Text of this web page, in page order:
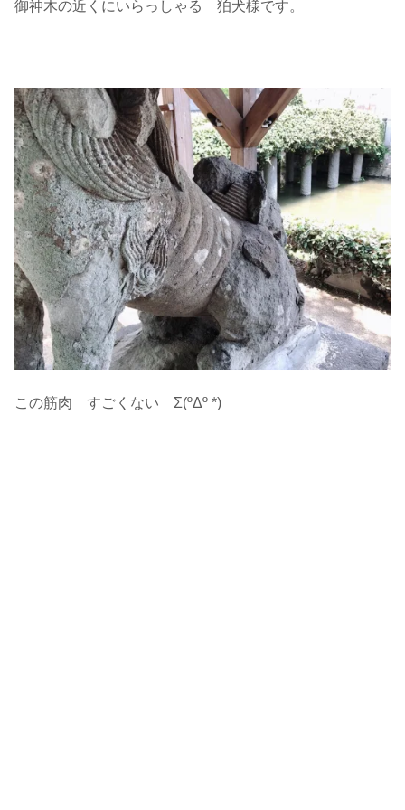
御神木の近くにいらっしゃる 狛犬様です。
この筋肉 すごくない Σ(ºΔº *)